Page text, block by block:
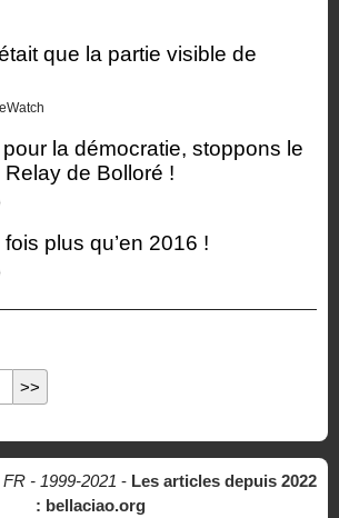
que la partie visible de
la démocratie, stoppons le
de Bolloré !
plus qu’en 2016 !
- 1999-2021 - Les articles depuis 2022
: bellaciao.org